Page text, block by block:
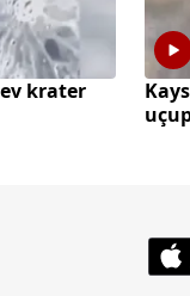
krater